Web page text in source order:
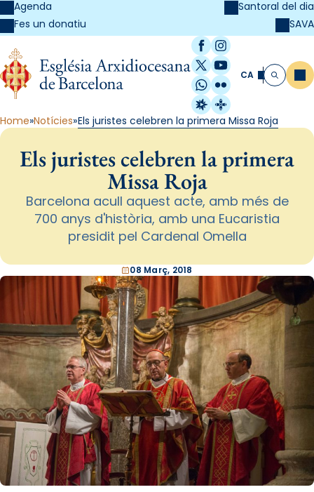
Agenda
Fes un donatiu
Santoral del dia
SAVA
Facebook
Instagram
X / Twitter
YouTube
WhatsApp
Flickr
Radio Estel
Catalunya
CA Cerca
Home Notícies Els juristes celebren la primera Missa Roja
Els juristes celebren la primera
Missa Roja
Barcelona acull aquest acte, amb més de
700 anys d'història, amb una Eucaristia
presidit pel Cardenal Omella
08 Març, 2018